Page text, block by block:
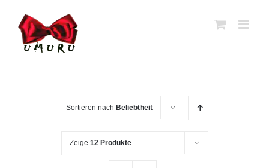
Inhalt
springen
Sortieren nach Beliebtheit
Zeige 12 Produkte